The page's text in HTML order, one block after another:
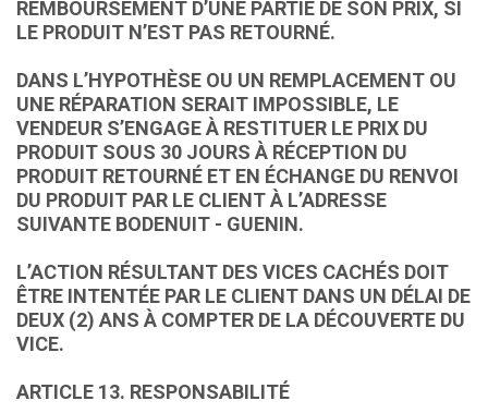
REMBOURSEMENT D’UNE PARTIE DE SON PRIX, SI
LE PRODUIT N’EST PAS RETOURNÉ.
DANS L’HYPOTHÈSE OU UN REMPLACEMENT OU
UNE RÉPARATION SERAIT IMPOSSIBLE, LE
VENDEUR S’ENGAGE À RESTITUER LE PRIX DU
PRODUIT SOUS 30 JOURS À RÉCEPTION DU
PRODUIT RETOURNÉ ET EN ÉCHANGE DU RENVOI
DU PRODUIT PAR LE CLIENT À L’ADRESSE
SUIVANTE BODENUIT - GUENIN.
L’ACTION RÉSULTANT DES VICES CACHÉS DOIT
ÊTRE INTENTÉE PAR LE CLIENT DANS UN DÉLAI DE
DEUX (2) ANS À COMPTER DE LA DÉCOUVERTE DU
VICE.
ARTICLE 13. RESPONSABILITÉ